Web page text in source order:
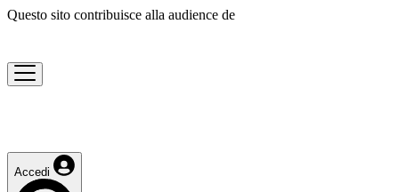
Questo sito contribuisce alla audience de
Accedi